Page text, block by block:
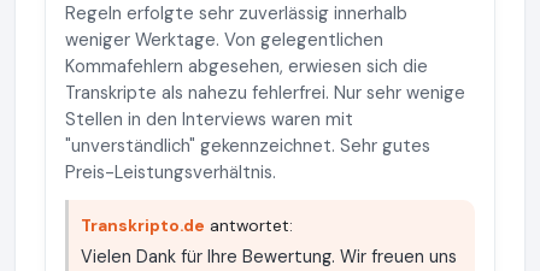
Regeln erfolgte sehr zuverlässig innerhalb
weniger Werktage. Von gelegentlichen
Kommafehlern abgesehen, erwiesen sich die
Transkripte als nahezu fehlerfrei. Nur sehr wenige
Stellen in den Interviews waren mit
"unverständlich" gekennzeichnet. Sehr gutes
Preis-Leistungsverhältnis.
Transkripto.de antwortet:
Vielen Dank für Ihre Bewertung. Wir freuen uns